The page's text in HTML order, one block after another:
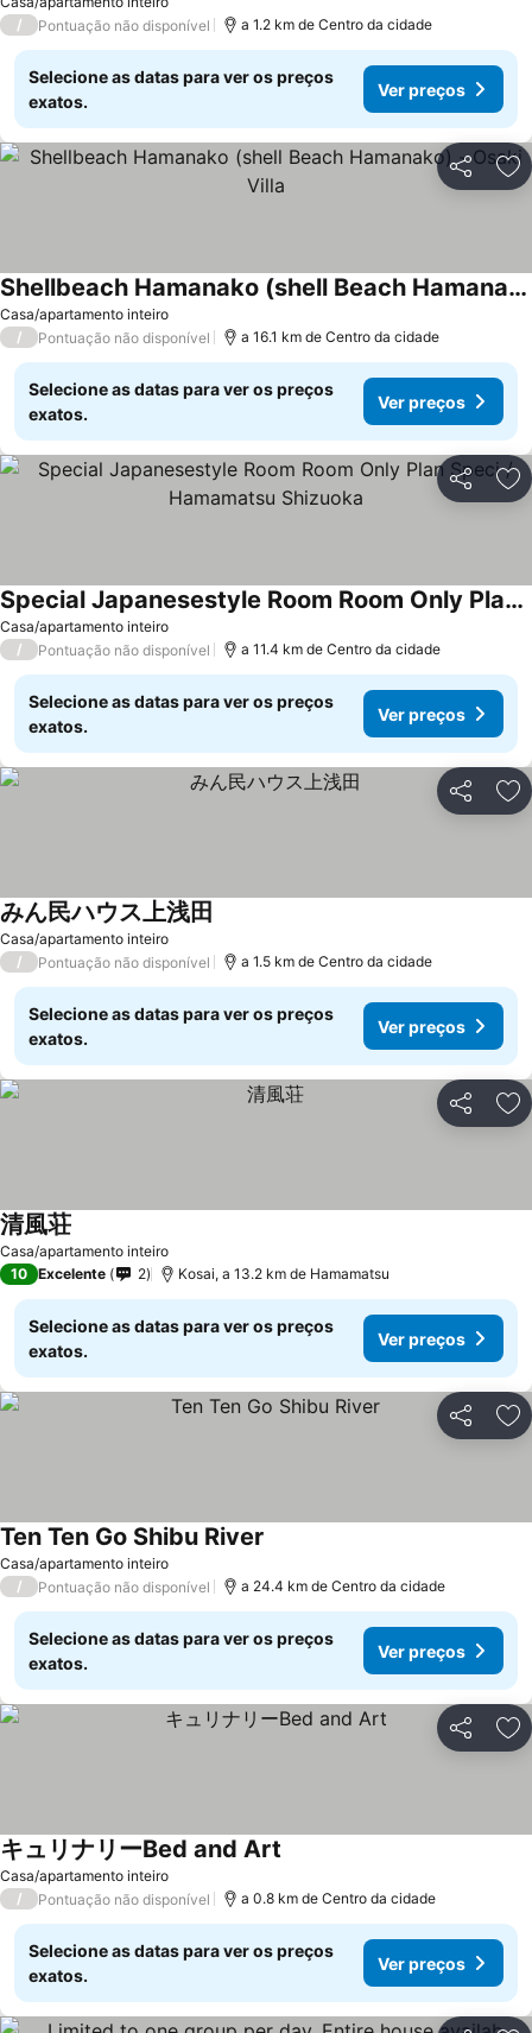
/ Pontuação não disponível a 1.2 km de Centro da cidade
Selecione as datas para ver os preços
exatos.
Ver preços
Partilhar
Casa/apartamento inteiro
Shellbeach Hamanako (shell Beach Hamanako) - Osaki Villa
Ver preços
/ Pontuação não disponível a 16.1 km de Centro da cidade
Selecione as datas para ver os preços
exatos.
Ver preços
Partilhar
Casa/apartamento inteiro
Special Japanesestyle Room Room Only Plan Speci / Hamamatsu Shizuoka
Ver preços
/ Pontuação não disponível a 11.4 km de Centro da cidade
Selecione as datas para ver os preços
exatos.
Ver preços
Partilhar
Casa/apartamento inteiro
みん民ハウス上浅田
/ Pontuação não disponível a 1.5 km de Centro da cidade
Selecione as datas para ver os preços
exatos.
Ver preços
Partilhar
Casa/apartamento inteiro
清風荘
10 Excelente 2 Kosai, a 13.2 km de Hamamatsu
Selecione as datas para ver os preços
exatos.
Ver preços
Partilhar
Casa/apartamento inteiro
Ten Ten Go Shibu River
/ Pontuação não disponível a 24.4 km de Centro da cidade
Selecione as datas para ver os preços
exatos.
Ver preços
Partilhar
Casa/apartamento inteiro
キュリナリーBed and Art
/ Pontuação não disponível a 0.8 km de Centro da cidade
Selecione as datas para ver os preços
exatos.
Ver preços